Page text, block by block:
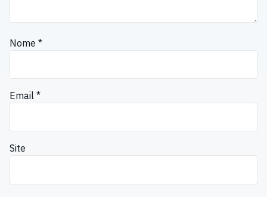
Nome *
Email *
Site